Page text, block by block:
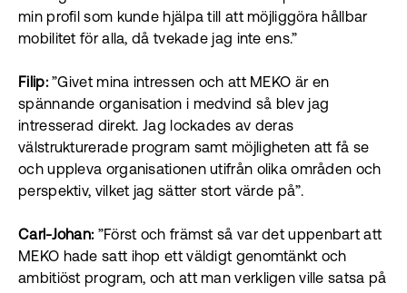
min profil som kunde hjälpa till att möjliggöra hållbar
mobilitet för alla, då tvekade jag inte ens.”
Filip:”Givet mina intressen och att MEKO är en
spännande organisation i medvind så blev jag
intresserad direkt. Jag lockades av deras
välstrukturerade program samt möjligheten att få se
och uppleva organisationen utifrån olika områden och
perspektiv, vilket jag sätter stort värde på”.
Carl-Johan:”Först och främst så var det uppenbart att
MEKO hade satt ihop ett väldigt genomtänkt och
ambitiöst program, och att man verkligen ville satsa på